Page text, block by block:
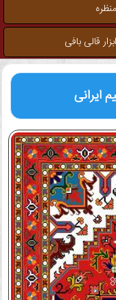
منظره
ابزار قالی بافی
ایرانی